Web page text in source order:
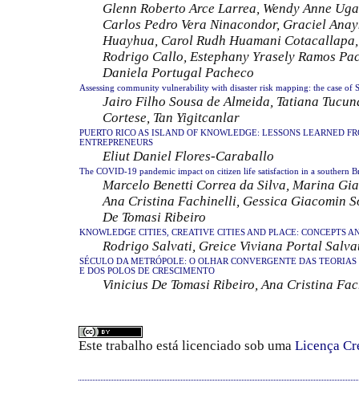
Glenn Roberto Arce Larrea, Wendy Anne
Carlos Pedro Vera Ninacondor, Graciel
Huayhua, Carol Rudh Huamani
Rodrigo Callo, Estephany Yrasely Ramos
Daniela Portugal Pacheco
Assessing community vulnerability with disaster risk mapping: the case of
Jairo Filho Sousa de Almeida, Tatiana
Cortese, Tan Yigitcanlar
PUERTO RICO AS ISLAND OF KNOWLEDGE: LESSONS LEARNED
ENTREPRENEURS
Eliut Daniel Flores-Caraballo
The COVID-19 pandemic impact on citizen life satisfaction in a southern
Marcelo Benetti Correa da Silva, Marina
Ana Cristina Fachinelli, Gessica Giacomin
De Tomasi Ribeiro
KNOWLEDGE CITIES, CREATIVE CITIES AND PLACE: CONCEPTS
Rodrigo Salvati, Greice Viviana Portal
SÉCULO DA METRÓPOLE: O OLHAR CONVERGENTE DAS
E DOS POLOS DE CRESCIMENTO
Vinicius De Tomasi Ribeiro, Ana Cristina
Este trabalho está licenciado sob uma Licença